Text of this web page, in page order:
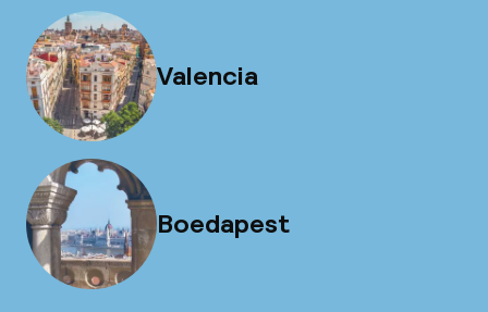
Valencia
Boedapest